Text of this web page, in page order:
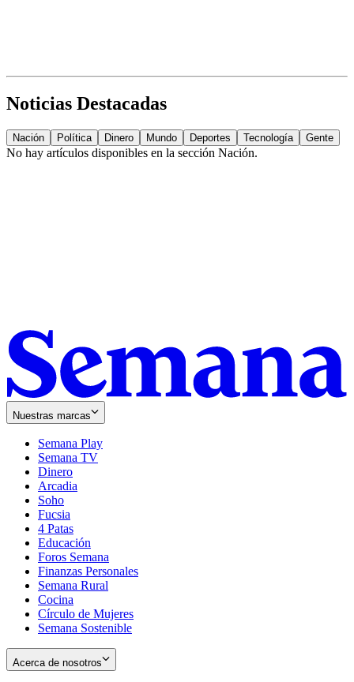
Noticias Destacadas
Nación Política Dinero Mundo Deportes Tecnología Gente
No hay artículos disponibles en la sección Nación.
Nuestras marcas
Semana Play
Semana TV
Dinero
Arcadia
Soho
in
new
window
Fucsia
in
new
window
4 Patas
Educación
Foros Semana
Finanzas Personales
Semana Rural
Cocina
Círculo de Mujeres
Semana Sostenible
Acerca de nosotros